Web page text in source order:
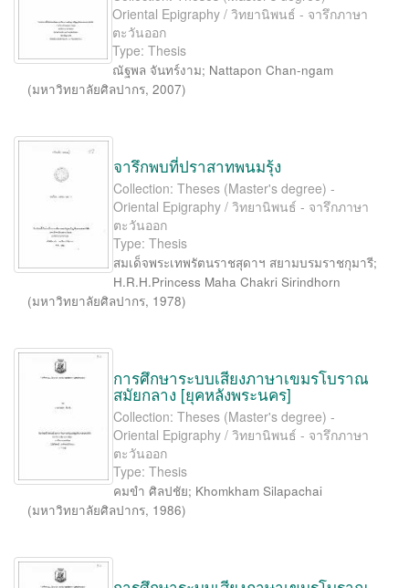
Oriental Epigraphy / วิทยานิพนธ์ - จารึกภาษา
ตะวันออก
Type: Thesis
ณัฐพล จันทร์งาม; Nattapon Chan-ngam
(มหาวิทยาลัยศิลปากร, 2007)
จารึกพบที่ปราสาทพนมรุ้ง
Collection: Theses (Master's degree) -
Oriental Epigraphy / วิทยานิพนธ์ - จารึกภาษา
ตะวันออก
Type: Thesis
สมเด็จพระเทพรัตนราชสุดาฯ สยามบรมราชกุมารี;
H.R.H.Princess Maha Chakri Sirindhorn
(มหาวิทยาลัยศิลปากร, 1978)
การศึกษาระบบเสียงภาษาเขมรโบราณ
สมัยกลาง [ยุคหลังพระนคร]
Collection: Theses (Master's degree) -
Oriental Epigraphy / วิทยานิพนธ์ - จารึกภาษา
ตะวันออก
Type: Thesis
คมขำ ศิลปชัย; Khomkham Silapachai
(มหาวิทยาลัยศิลปากร, 1986)